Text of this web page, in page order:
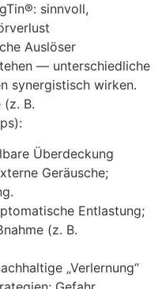
sinnvoll,
Auslöser
— unterschiedliche
synergistisch wirken.
(z. B.
Überdeckung
Geräusche;
Entlastung;
(z. B.
„Verlernung“